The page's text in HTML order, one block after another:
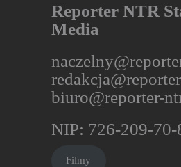
Reporter NTR
Media
biuro@reporter-
NIP: 726-209-70-
Filmy